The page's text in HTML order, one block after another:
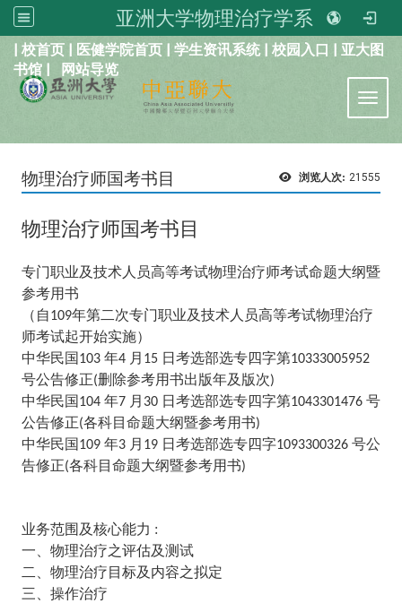
亚洲大学物理治疗学系
| 校首页 | 医健学院首页 | 学生资讯系统| 校园入口 | 亚大图
书馆 |
网站导览
浏览人次: 21555
物理治疗师国考书目
物理治疗师国考书目
专门职业及技术人员高等考试物理治疗师考试命题大纲暨
参考用书
（自109年第二次专门职业及技术人员高等考试物理治疗
师考试起开始实施）
中华民国 103 年4 月 15 日考选部选专四字第10333005952
号公告修正(删除参考用书出版年及版次)
中华民国 104 年7 月 30 日考选部选专四字第1043301476 号
公告修正(各科目命题大纲暨参考用书)
中华民国 109 年3 月 19 日考选部选专四字1093300326 号公
告修正(各科目命题大纲暨参考用书)
业务范围及核心能力 :
一、物理治疗之评估及测试
二、物理治疗目标及内容之拟定
三、操作治疗